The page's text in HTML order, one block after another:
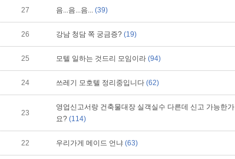
27 음...음...음... (39)
26 강남 청담 쪽 궁금증? (19)
25 모텔 일하는 것드리 모임이라 (94)
24 쓰레기 모호텔 정리중입니다 (62)
23
영업신고서랑 건축물대장 실객실수 다른데 신고 가능한가
요? (114)
22 우리가게 메이드 언냐 (63)